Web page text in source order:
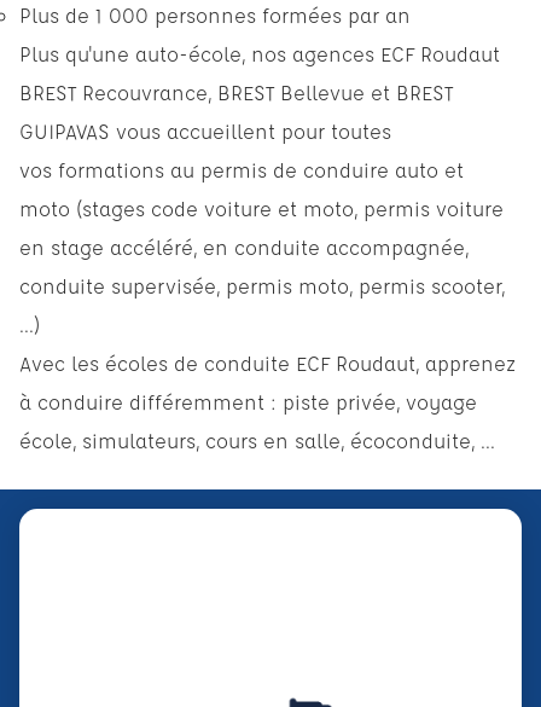
Plus de 1 000 personnes formées par an
Plus qu'une auto-école, nos agences ECF Roudaut
BREST Recouvrance, BREST Bellevue et BREST
GUIPAVAS vous accueillent pour toutes
vos formations au permis de conduire auto et
moto (stages code voiture et moto, permis voiture
en stage accéléré, en conduite accompagnée,
conduite supervisée, permis moto, permis scooter,
...)
Avec les écoles de conduite ECF Roudaut, apprenez
à conduire différemment : piste privée, voyage
école, simulateurs, cours en salle, écoconduite, ...